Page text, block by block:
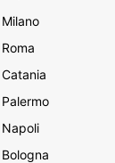
Milano
Roma
Catania
Palermo
Napoli
Bologna